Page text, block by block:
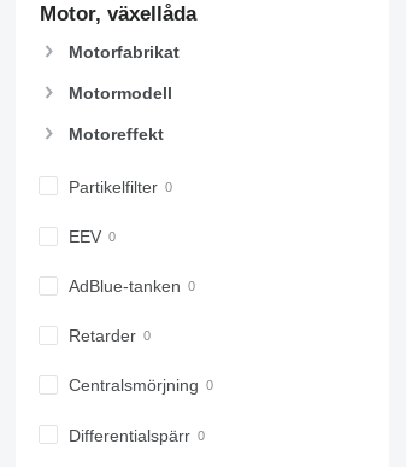
906
910
914
924
928
950
955
963
Motor, växellåda
Motorfabrikat
Motormodell
Motoreffekt
Partikelfilter
EEV
AdBlue-tanken
Retarder
Centralsmörjning
Differentialspärr